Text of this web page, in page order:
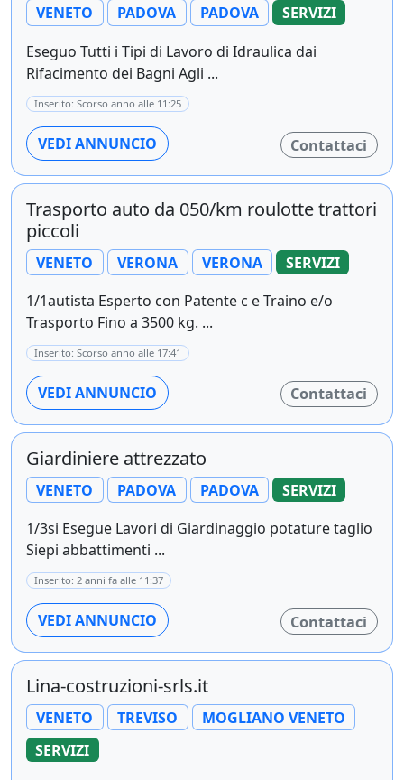
VENETO PADOVA PADOVA
SERVIZI
Eseguo Tutti i Tipi di Lavoro di Idraulica dai
Rifacimento dei Bagni Agli ...
Inserito: Scorso anno alle 11:25
VEDI ANNUNCIO Contattaci
Trasporto auto da 050/km roulotte trattori
piccoli
VENETO VERONA VERONA
SERVIZI
1/1autista Esperto con Patente c e Traino e/o
Trasporto Fino a 3500 kg. ...
Inserito: Scorso anno alle 17:41
VEDI ANNUNCIO Contattaci
Giardiniere attrezzato
VENETO PADOVA PADOVA
SERVIZI
1/3si Esegue Lavori di Giardinaggio potature taglio
Siepi abbattimenti ...
Inserito: 2 anni fa alle 11:37
VEDI ANNUNCIO Contattaci
Lina-costruzioni-srls.it
VENETO TREVISO
MOGLIANO VENETO
SERVIZI